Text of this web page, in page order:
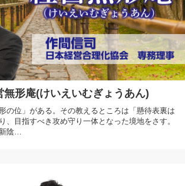
無形庵(けいえいむぎょうあん)
の位」がある。その教えるところは「懸待表裏は
、目指すべき攻め守り一体となった境地をさす。
陰…